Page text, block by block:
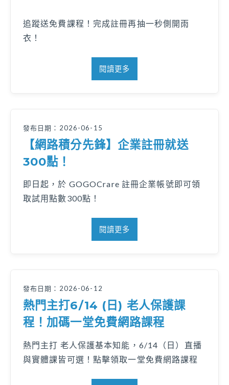
追蹤送免費課程！完成註冊再抽一秒側開雨
衣！
閱讀更多
發布日期：2026-06-15
【網路積分先鋒】企業註冊就送
300點！
即日起，於 GOGOCrare 註冊企業帳號即可領
取試用點數300點！
閱讀更多
發布日期：2026-06-12
熱門主打6/14 (日) 老人保護課
程！加碼一堂免費網路課程
熱門主打 老人保護基本知能，6/14（日）直播
與實體課皆可選！點擊領取一堂免費網路課程